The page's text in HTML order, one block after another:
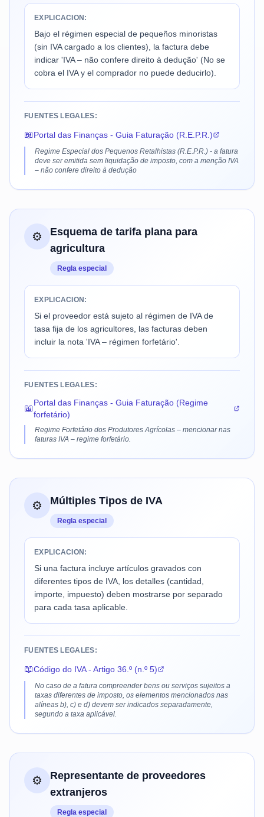
EXPLICACION:
Bajo el régimen especial de pequeños minoristas
(sin IVA cargado a los clientes), la factura debe
indicar 'IVA – não confere direito à dedução' (No se
cobra el IVA y el comprador no puede deducirlo).
FUENTES LEGALES:
📖Portal das Finanças - Guia Faturação (R.E.P.R.)
Regime Especial dos Pequenos Retalhistas (R.E.P.R.) - a fatura
deve ser emitida sem liquidação de imposto, com a menção IVA
– não confere direito à dedução
⚙️
Esquema de tarifa plana para
agricultura
Regla especial
EXPLICACION:
Si el proveedor está sujeto al régimen de IVA de
tasa fija de los agricultores, las facturas deben
incluir la nota 'IVA – régimen forfetário'.
FUENTES LEGALES:
📖
Portal das Finanças - Guia Faturação (Regime
forfetário)
Regime Forfetário dos Produtores Agrícolas – mencionar nas
faturas IVA – regime forfetário.
⚙️ Múltiples Tipos de IVA
Regla especial
EXPLICACION:
Si una factura incluye artículos gravados con
diferentes tipos de IVA, los detalles (cantidad,
importe, impuesto) deben mostrarse por separado
para cada tasa aplicable.
FUENTES LEGALES:
📖Código do IVA - Artigo 36.º (n.º 5)
No caso de a fatura compreender bens ou serviços sujeitos a
taxas diferentes de imposto, os elementos mencionados nas
alíneas b), c) e d) devem ser indicados separadamente,
segundo a taxa aplicável.
⚙️
Representante de proveedores
extranjeros
Regla especial